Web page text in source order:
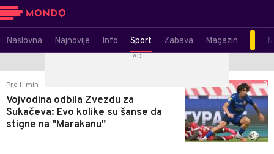
Naslovna Najnovije Info Sport Zabava Magazin
Pre 11 min
Vojvodina odbila Zvezdu za
Sukačeva: Evo kolike su šanse da
stigne na "Marakanu"
0